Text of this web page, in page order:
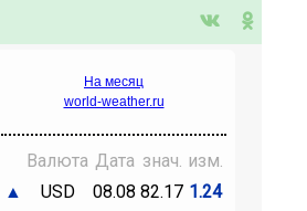
На месяц
world-weather.ru
Валюта Дата знач. изм.
▲
USD 08.08 82.17 1.24